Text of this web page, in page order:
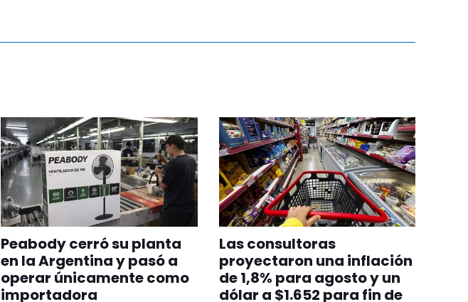
Peabody cerró su planta
en la Argentina y pasó a
operar únicamente como
importadora
Las consultoras
proyectaron una inflación
de 1,8% para agosto y un
dólar a $1.652 para fin de